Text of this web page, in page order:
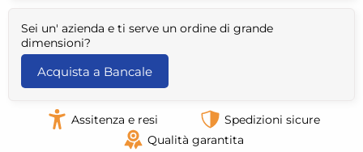
Sei un' azienda e ti serve un ordine di grande
dimensioni?
Acquista a Bancale
Assitenza e resi
Spedizioni sicure
Qualità garantita